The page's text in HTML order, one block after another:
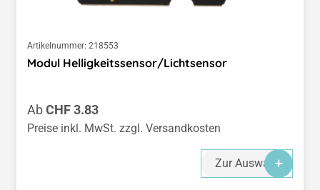
Artikelnummer: 218553
Modul Helligkeitssensor/Lichtsensor
Regulärer Preis:
AbCHF 3.83
Preise inkl. MwSt. zzgl. Versandkosten
Zur Auswahl